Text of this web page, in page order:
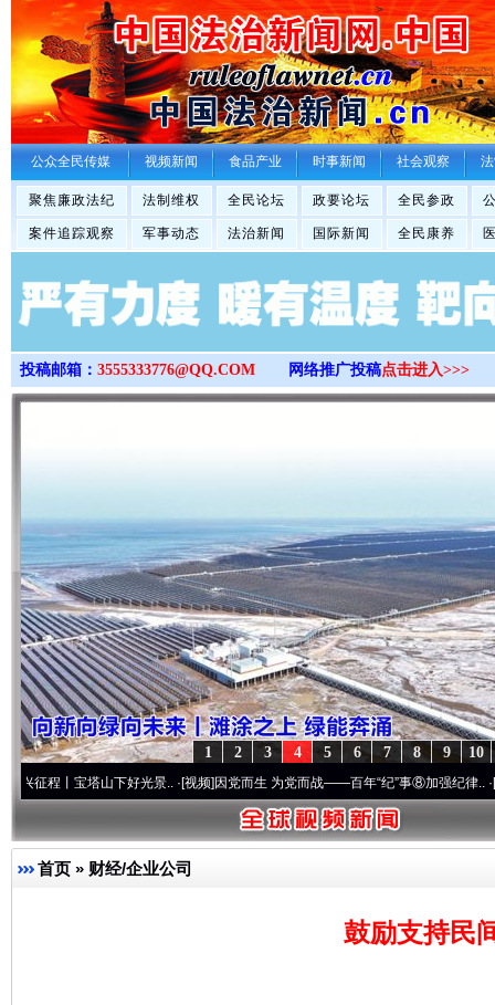
>
公众全民传媒 视频新闻 食品产业 时事新闻 社会观察
聚焦廉政法纪 法制维权 全民论坛 政要论坛 全民参政
案件追踪观察 军事动态 法治新闻 国际新闻 全民康养
投稿邮箱： 3555333776@QQ.COM 网络推广投稿点击进入>>>
10
9
8
7
6
5
4
3
2
1
丨宝塔山下好光景..·[视频]因党而生 为党而战——百年“纪”事⑧加强纪律..·[视频]牢
首页 » 财经/企业公司
鼓励支持民